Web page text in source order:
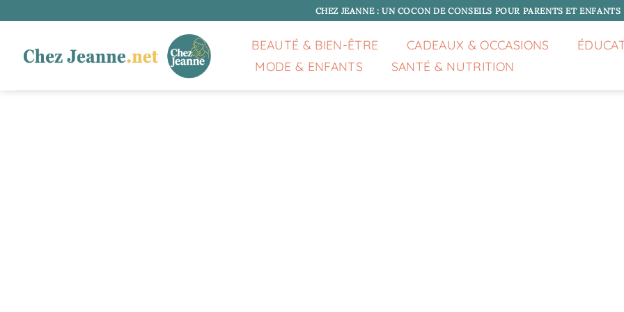
au
CHEZ JEANNE : UN COCON DE CONSEILS POUR PARENTS ET ENFANTS
BEAUTÉ & BIEN-ÊTRE CADEAUX & OCCASIONS
MODE & ENFANTS
SANTÉ & NUTRITION